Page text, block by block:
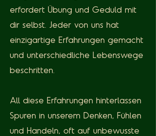
erfordert Übung und Geduld mit
dir selbst. Jeder von uns hat
einzigartige Erfahrungen gemacht
und unterschiedliche Lebenswege
beschritten.
All diese Erfahrungen hinterlassen
Spuren in unserem Denken, Fühlen
und Handeln, oft auf unbewusste